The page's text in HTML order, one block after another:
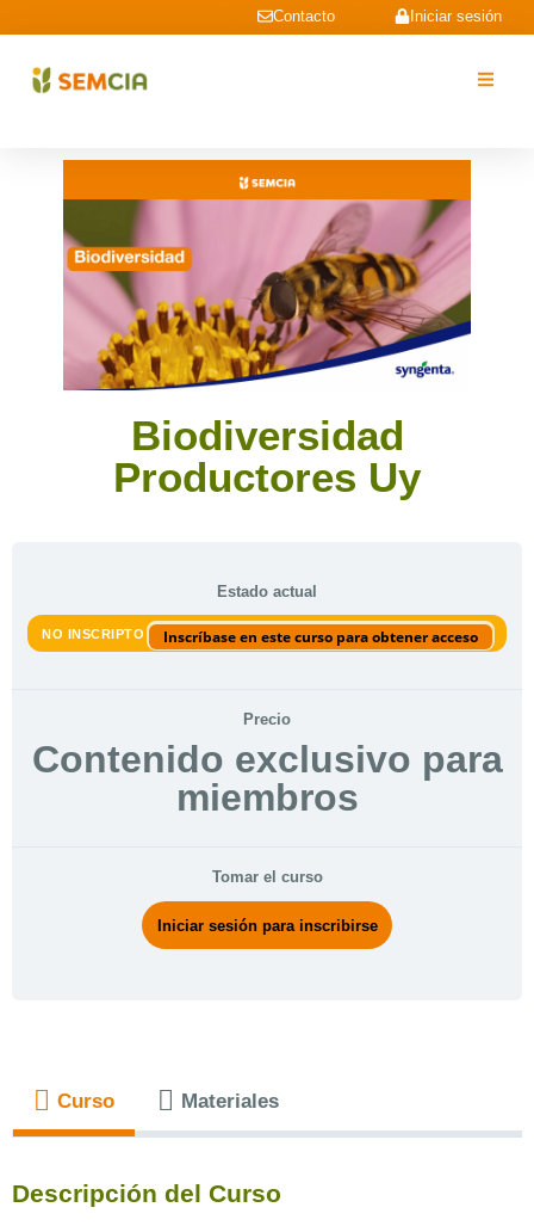
Iniciar sesión
Contacto
Biodiversidad
Productores Uy
Estado actual
NO INSCRIPTO Inscríbase en este curso para obtener acceso
Precio
Contenido exclusivo para
miembros
Tomar el curso
Iniciar sesión para inscribirse
Curso Materiales
Descripción del Curso